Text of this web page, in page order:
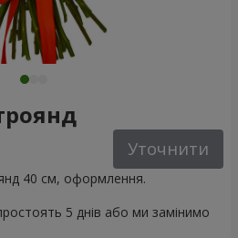
Уточнити
40 см, оформлення.
5 днів або ми замінимо